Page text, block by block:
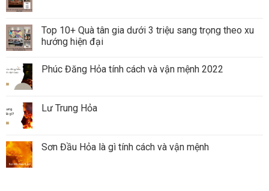
Top 10+ Quà tân gia dưới 3 triệu sang trọng theo xu
hướng hiện đại
Phúc Đăng Hỏa tính cách và vận mệnh 2022
Lư Trung Hỏa
Sơn Đầu Hỏa là gì tính cách và vận mệnh